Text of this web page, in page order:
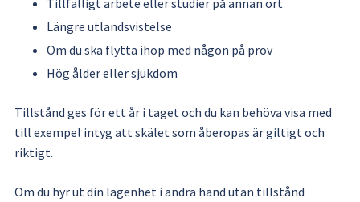
Längre utlandsvistelse
Om du ska flytta ihop med någon på prov
Hög ålder eller sjukdom
Tillstånd ges för ett år i taget och du kan behöva visa med
till exempel intyg att skälet som åberopas är giltigt och
riktigt.
Om du hyr ut din lägenhet i andra hand utan tillstånd